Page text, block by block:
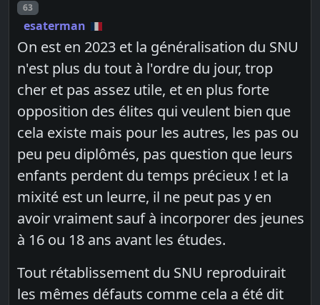
Post number
63
esaterman
On est en 2023 et la généralisation du SNU
n'est plus du tout à l'ordre du jour, trop
cher et pas assez utile, et en plus forte
opposition des élites qui veulent bien que
cela existe mais pour les autres, les pas ou
peu peu diplômés, pas question que leurs
enfants perdent du temps précieux ! et la
mixité est un leurre, il ne peut pas y en
avoir vraiment sauf à incorporer des jeunes
à 16 ou 18 ans avant les études.
Tout rétablissement du SNU reproduirait
les mêmes défauts comme cela a été dit